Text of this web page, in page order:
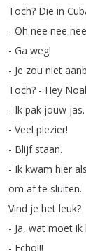
Toch? Die in
- Oh nee nee nee
- Ga weg!
- Je zou niet
Toch? - Hey
- Ik pak jouw jas.
- Veel plezier!
- Blijf staan.
- Ik kwam hier als
om af te sluiten.
Vind je het leuk?
- Ja, wat moet ik
- Echo!!!